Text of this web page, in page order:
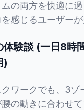
の両方を快適に
感じるユーザーが
体験談 (一日8時
)
ワークでも、3ゾ
の動きに合わせ